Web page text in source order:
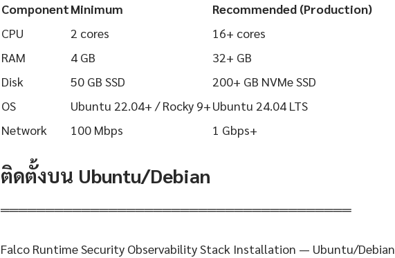
ComponentMinimum
Recommended (Production)
CPU
2 cores
16+ cores
RAM
4 GB
32+ GB
Disk
50 GB SSD
200+ GB NVMe SSD
OS
Ubuntu 22.04+ / Rocky 9+Ubuntu 24.04 LTS
Network
100 Mbps 1 Gbps+
ติดตั้งบน Ubuntu/Debian
═══════════════════════════════════════
Falco Runtime Security Observability Stack Installation — Ubuntu/Debian